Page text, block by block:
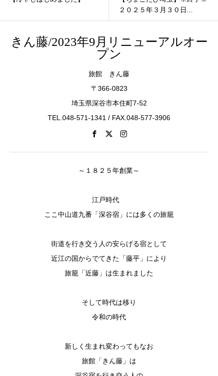
２０２５年３月３０日...
きん藤/2023年9月リニューアルオー
プン
旅館 きん藤
〒366-0823
埼玉県深谷市本住町7-52
TEL.048-571-1341 / FAX.048-577-3906
～１８２５年創業～
江戸時代
ここ中山道九番「深谷宿」には多くの旅籠
街道を行き交う人の安らげる宿として
近江の国からでてきた「藤平」により
旅籠「近藤」は生まれました
そして時代は移り
令和の時代
新しく生まれ変わってもなお
旅館「きん藤」は